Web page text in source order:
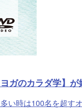
ガのカラダ学】が
い時は100名を超す